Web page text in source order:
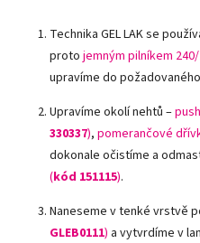
Technika GEL LAK se
proto jemným pilníkem
upravíme do
Upravíme okolí nehtů –
330337), pomerančové
dokonale očistíme a
(kód 151115).
Naneseme v tenké vrstvě
GLEB0111) a vytvrdíme v